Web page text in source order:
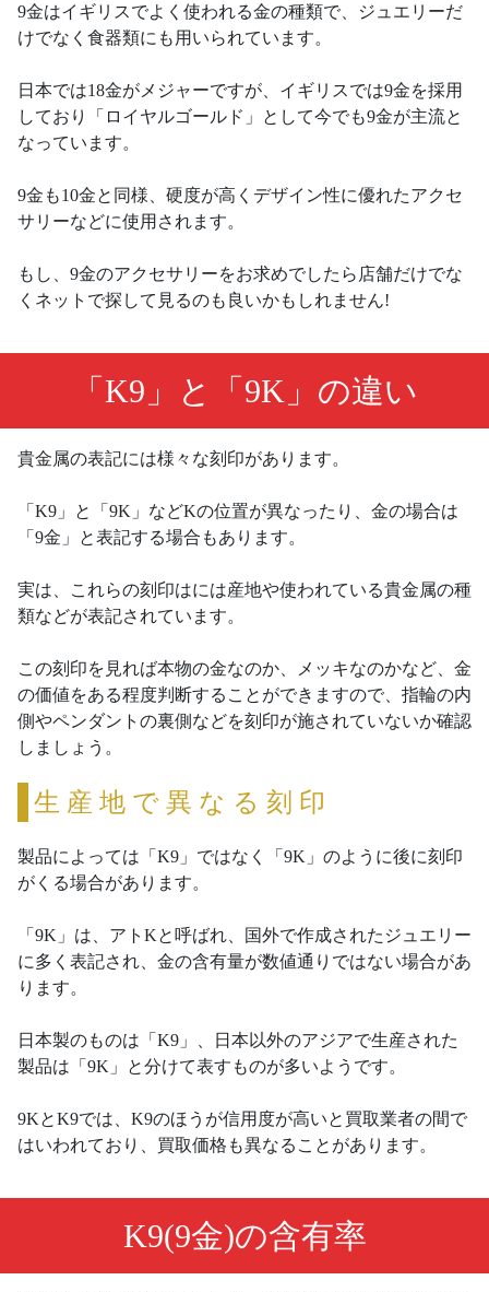
9金はイギリスでよく使われる金の種類で、ジュエリーだ
けでなく食器類にも用いられています。
日本では18金がメジャーですが、イギリスでは9金を採用
しており「ロイヤルゴールド」として今でも9金が主流と
なっています。
9金も10金と同様、硬度が高くデザイン性に優れたアクセ
サリーなどに使用されます。
もし、9金のアクセサリーをお求めでしたら店舗だけでな
くネットで探して見るのも良いかもしれません!
「K9」と「9K」の違い
貴金属の表記には様々な刻印があります。
「K9」と「9K」などKの位置が異なったり、金の場合は
「9金」と表記する場合もあります。
実は、これらの刻印はには産地や使われている貴金属の種
類などが表記されています。
この刻印を見れば本物の金なのか、メッキなのかなど、金
の価値をある程度判断することができますので、指輪の内
側やペンダントの裏側などを刻印が施されていないか確認
しましょう。
生産地で異なる刻印
製品によっては「K9」ではなく「9K」のように後に刻印
がくる場合があります。
「9K」は、アトKと呼ばれ、国外で作成されたジュエリー
に多く表記され、金の含有量が数値通りではない場合があ
ります。
日本製のものは「K9」、日本以外のアジアで生産された
製品は「9K」と分けて表すものが多いようです。
9KとK9では、K9のほうが信用度が高いと買取業者の間で
はいわれており、買取価格も異なることがあります。
K9(9金)の含有率